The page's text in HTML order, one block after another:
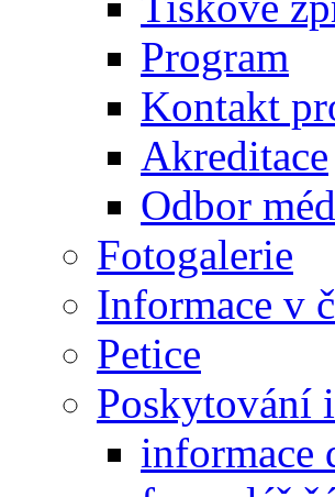
Program
Kontakt
Akreditace
Odbor
Fotogalerie
Informace v
Petice
Poskytování
informace